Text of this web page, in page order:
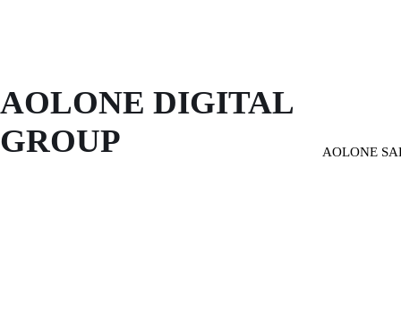
AOLONE DIGITAL
GROUP
AOLONE